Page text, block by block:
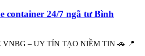
container 24/7 ngã tư Bình
VNBG – UY TÍN TẠO NIỀM TIN 🚗 📍